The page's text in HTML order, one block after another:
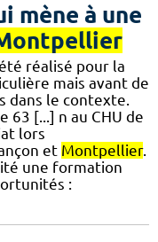
mène à une
réalisé pour la
mais avant de
dans le contexte.
63 [...] n au CHU de
lors
et Montpellier.
une formation
: